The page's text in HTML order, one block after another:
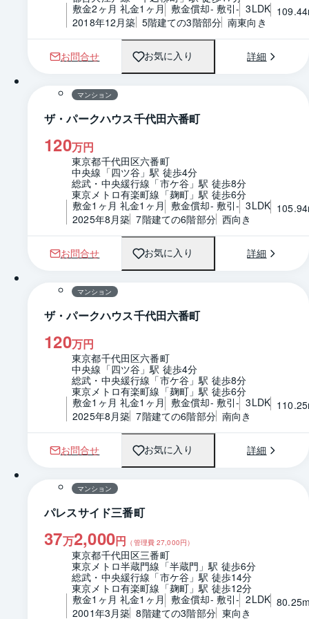
敷金2ヶ月 礼金1ヶ月 敷金償却- 敷引- 3LDK
2018年12月築 5階建ての3階部分 南東向き
お問合せ お気に入り 詳細
1 / 0 間取り
マンション
ザ・パークハウス千代田六番町
120万円
東京都千代田区六番町
中央線「四ツ谷」駅 徒歩4分
総武・中央緩行線「市ケ谷」駅 徒歩8分
東京メトロ有楽町線「麹町」駅 徒歩6分
敷金1ヶ月 礼金1ヶ月 敷金償却- 敷引- 3LDK
2025年8月築 7階建ての6階部分 西向き
お問合せ お気に入り 詳細
1 / 0 間取り
マンション
ザ・パークハウス千代田六番町
120万円
東京都千代田区六番町
中央線「四ツ谷」駅 徒歩4分
総武・中央緩行線「市ケ谷」駅 徒歩8分
東京メトロ有楽町線「麹町」駅 徒歩6分
敷金1ヶ月 礼金1ヶ月 敷金償却- 敷引- 3LDK
2025年8月築 7階建ての6階部分 南向き
お問合せ お気に入り 詳細
1 / 0 間取り
マンション
パレスサイド三番町
37万2,000円 （管理費27,000円）
東京都千代田区三番町
東京メトロ半蔵門線「半蔵門」駅 徒歩6分
総武・中央緩行線「市ケ谷」駅 徒歩14分
東京メトロ有楽町線「麹町」駅 徒歩12分
敷金1ヶ月 礼金1ヶ月 敷金償却- 敷引- 2LDK
2001年3月築 8階建ての3階部分 東向き